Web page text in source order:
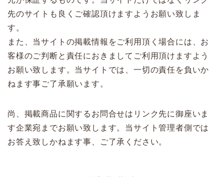
先のサイトも良くご確認頂けますようお願い致しま
す。
また、当サイトの掲載情報をご利用頂く場合には、お
客様のご判断と責任におきましてご利用頂けますよう
お願い致します。当サイトでは、一切の責任を負いか
ねます事ご了承願います。
尚、掲載商品に関するお問合せはリンク先に御座いま
す企業宛までお願い致します。当サイト管理者側では
お答え致しかねます事、ご了承ください。